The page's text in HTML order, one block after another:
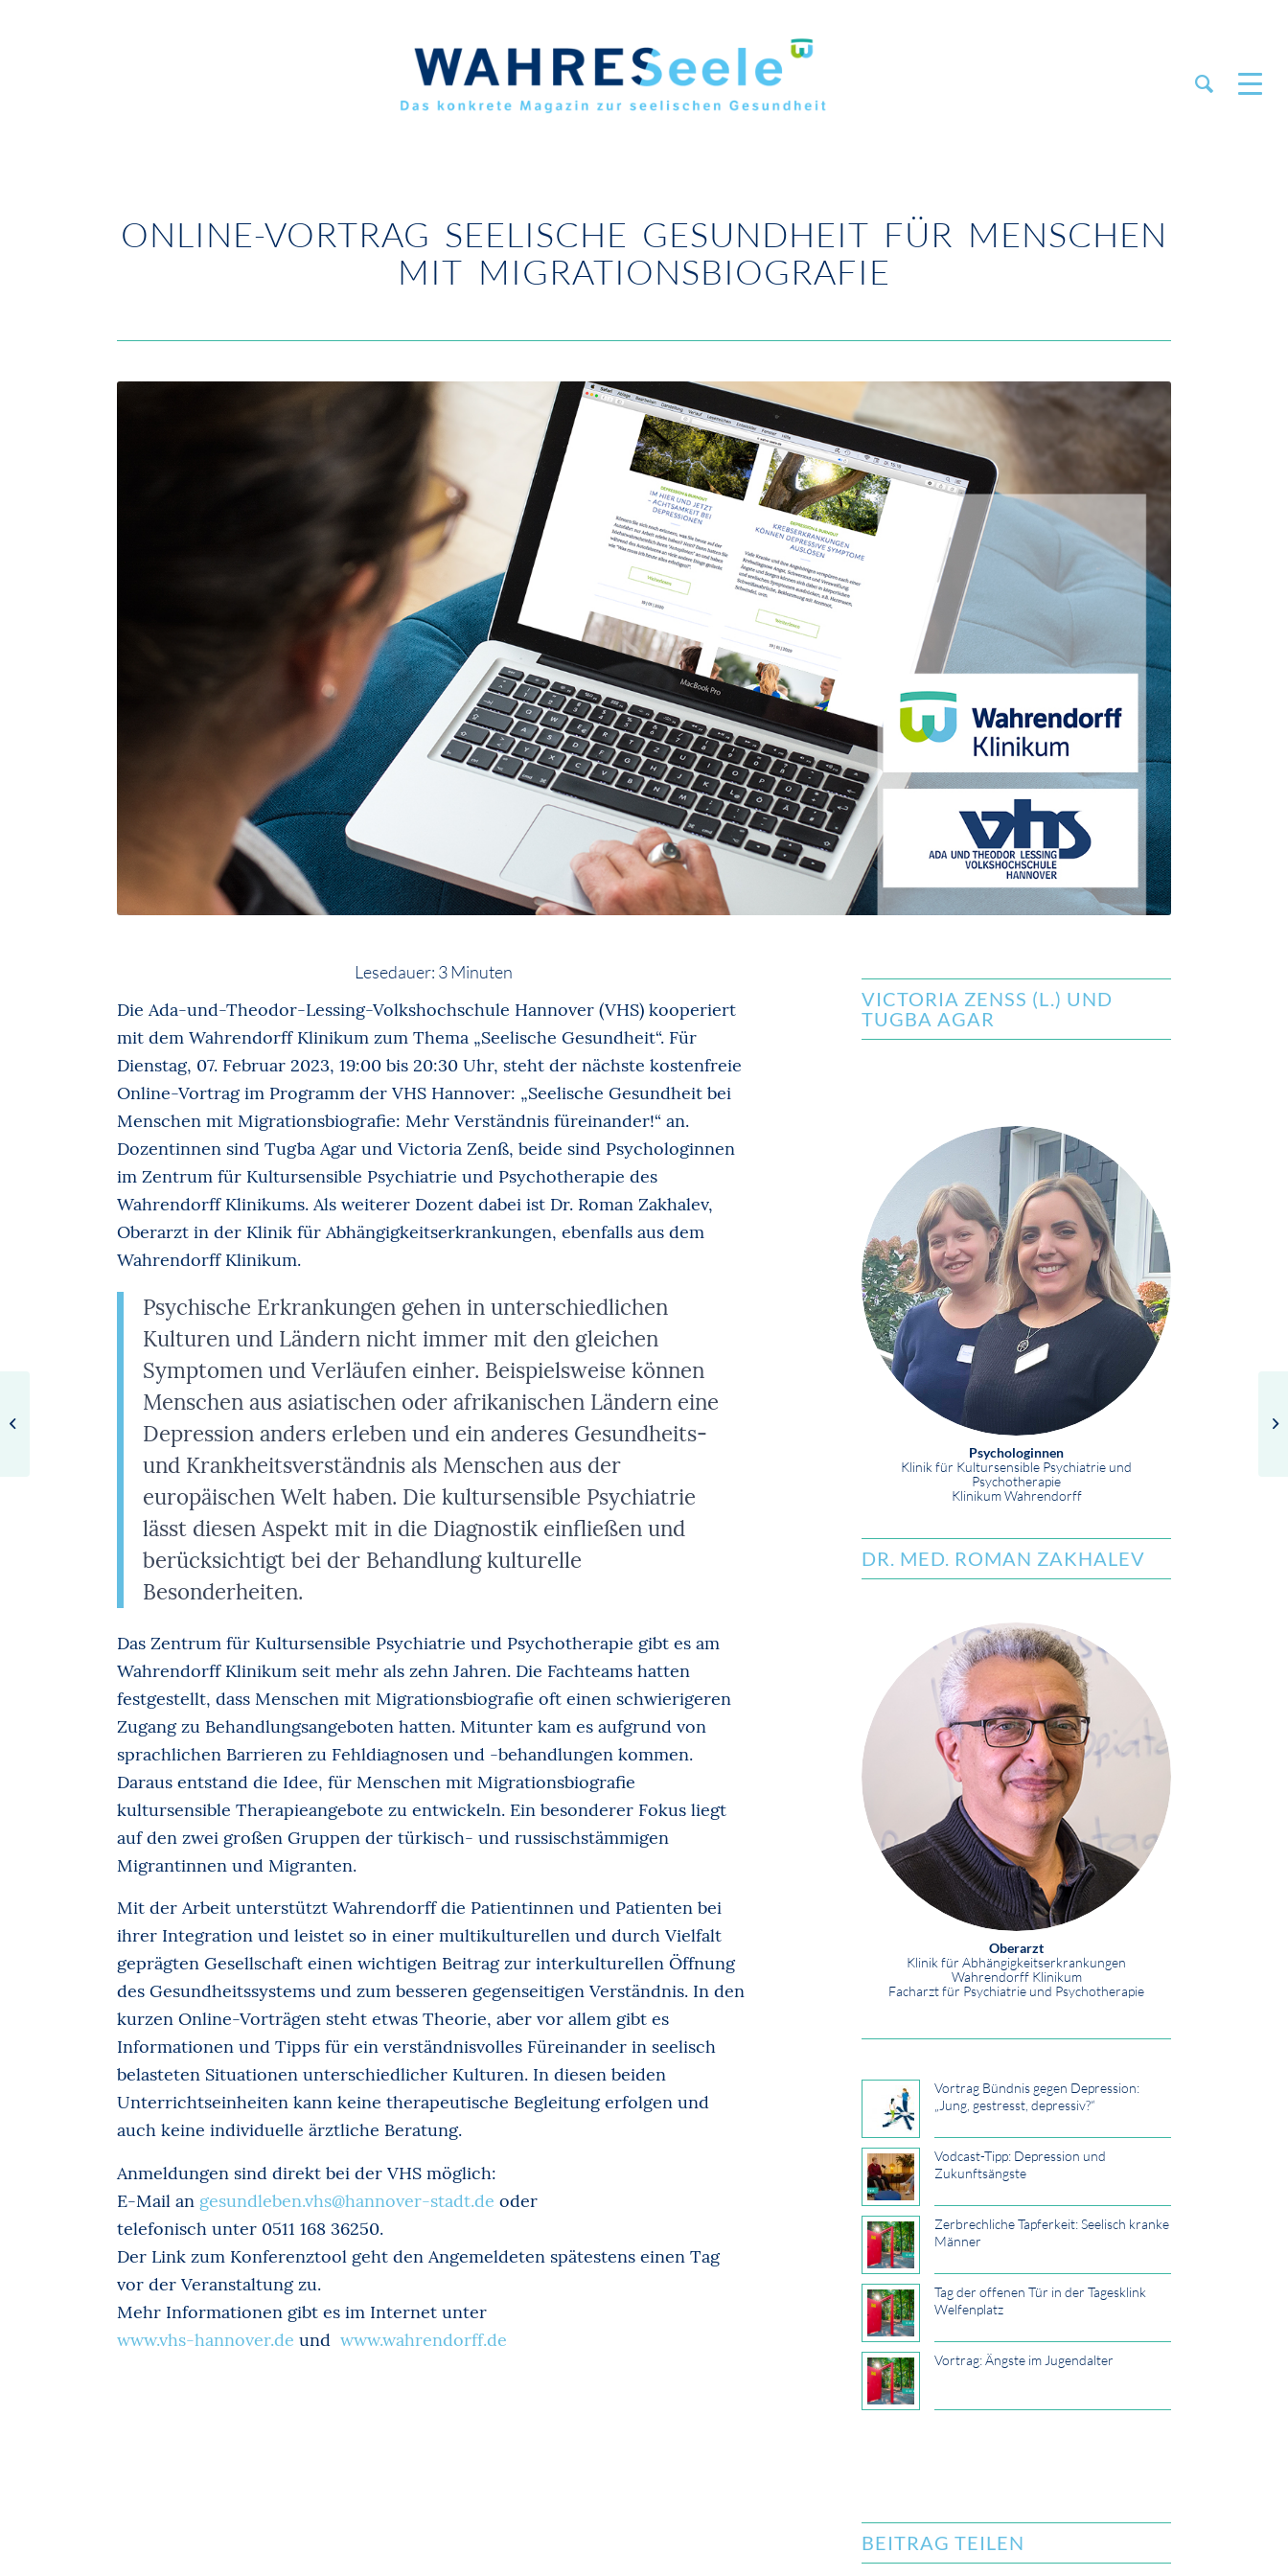
ONLINE-VORTRAG SEELISCHE GESUNDHEIT FÜR MENSCHEN
MIT MIGRATIONSBIOGRAFIE
Lesedauer: 3Minuten
Die Ada-und-Theodor-Lessing-Volkshochschule Hannover (VHS) kooperiert
mit dem Wahrendorff Klinikum zum Thema „Seelische Gesundheit“. Für
Dienstag, 07. Februar 2023, 19:00 bis 20:30 Uhr, steht der nächste kostenfreie
Online-Vortrag im Programm der VHS Hannover: „Seelische Gesundheit bei
Menschen mit Migrationsbiografie: Mehr Verständnis füreinander!“ an.
Dozentinnen sind Tugba Agar und Victoria Zenß, beide sind Psychologinnen
im Zentrum für Kultursensible Psychiatrie und Psychotherapie des
Wahrendorff Klinikums. Als weiterer Dozent dabei ist Dr. Roman Zakhalev,
Oberarzt in der Klinik für Abhängigkeitserkrankungen, ebenfalls aus dem
Wahrendorff Klinikum.
Psychische Erkrankungen gehen in unterschiedlichen
Kulturen und Ländern nicht immer mit den gleichen
Symptomen und Verläufen einher. Beispielsweise können
Menschen aus asiatischen oder afrikanischen Ländern eine
Depression anders erleben und ein anderes Gesundheits-
und Krankheitsverständnis als Menschen aus der
europäischen Welt haben. Die kultursensible Psychiatrie
lässt diesen Aspekt mit in die Diagnostik einfließen und
berücksichtigt bei der Behandlung kulturelle
Besonderheiten.
Das Zentrum für Kultursensible Psychiatrie und Psychotherapie gibt es am
Wahrendorff Klinikum seit mehr als zehn Jahren. Die Fachteams hatten
festgestellt, dass Menschen mit Migrationsbiografie oft einen schwierigeren
Zugang zu Behandlungsangeboten hatten. Mitunter kam es aufgrund von
sprachlichen Barrieren zu Fehldiagnosen und -behandlungen kommen.
Daraus entstand die Idee, für Menschen mit Migrationsbiografie
kultursensible Therapieangebote zu entwickeln. Ein besonderer Fokus liegt
auf den zwei großen Gruppen der türkisch- und russischstämmigen
Migrantinnen und Migranten.
Mit der Arbeit unterstützt Wahrendorff die Patientinnen und Patienten bei
ihrer Integration und leistet so in einer multikulturellen und durch Vielfalt
geprägten Gesellschaft einen wichtigen Beitrag zur interkulturellen Öffnung
des Gesundheitssystems und zum besseren gegenseitigen Verständnis. In den
kurzen Online-Vorträgen steht etwas Theorie, aber vor allem gibt es
Informationen und Tipps für ein verständnisvolles Füreinander in seelisch
belasteten Situationen unterschiedlicher Kulturen. In diesen beiden
Unterrichtseinheiten kann keine therapeutische Begleitung erfolgen und
auch keine individuelle ärztliche Beratung.
Anmeldungen sind direkt bei der VHS möglich:
E-Mail an gesundleben.vhs@hannover-stadt.de oder
telefonisch unter 0511 168 36250.
Der Link zum Konferenztool geht den Angemeldeten spätestens einen Tag
vor der Veranstaltung zu.
Mehr Informationen gibt es im Internet unter
www.vhs-hannover.de und www.wahrendorff.de
VICTORIA ZENSS (L.) UND T
UGBA AGAR
Psychologinnen
Klinik für Kultursensible Psychiatrie und
Psychotherapie
Klinikum Wahrendorff
DR. MED. ROMAN ZAKHALEV
Oberarzt
Klinik für Abhängigkeitserkrankungen
Wahrendorff Klinikum
Facharzt für Psychiatrie und Psychotherapie
Vortrag Bündnis gegen Depression:
„Jung, gestresst, depressiv?“
Vodcast-Tipp: Depression und
Zukunftsängste
Zerbrechliche Tapferkeit: Seelisch kranke
Männer
Tag der offenen Tür in der Tagesklink
Welfenplatz
Vortrag: Ängste im Jugendalter
BEITRAG TEILEN
Therapiebegleithunden
in der Psychotherapie